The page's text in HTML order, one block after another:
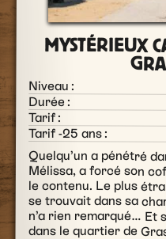
MYSTÉRIEUX
Niveau :
Durée :
Tarif :
Tarif -25 ans :
Quelqu’un a pénétré
Mélissa, a forcé son
le contenu. Le plus
se trouvait dans sa
n’a rien remarqué… Et
dans le quartier de